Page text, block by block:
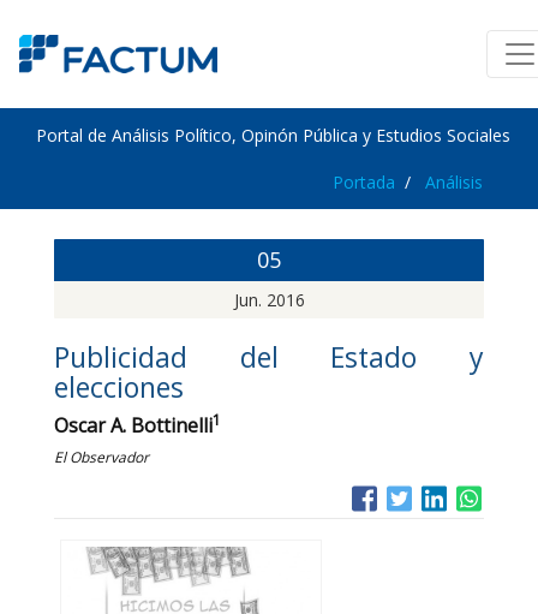
Portal de Análisis Político, Opinón Pública y Estudios Sociales
Portada Análisis
05
Jun. 2016
Publicidad del Estado y
elecciones
Oscar A. Bottinelli1
El Observador